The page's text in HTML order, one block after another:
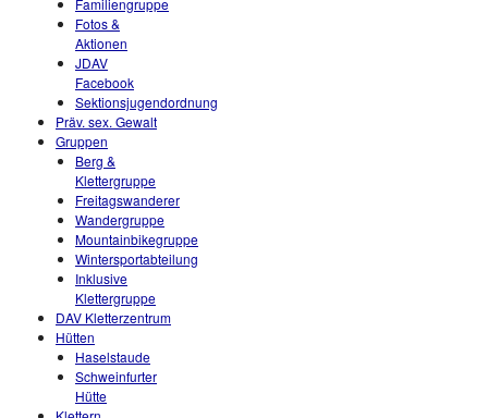
Familiengruppe
Fotos &
Aktionen
JDAV
Facebook
Sektionsjugendordnung
Präv. sex. Gewalt
Gruppen
Berg &
Klettergruppe
Freitagswanderer
Wandergruppe
Mountainbikegruppe
Wintersportabteilung
Inklusive
Klettergruppe
DAV Kletterzentrum
Hütten
Haselstaude
Schweinfurter
Hütte